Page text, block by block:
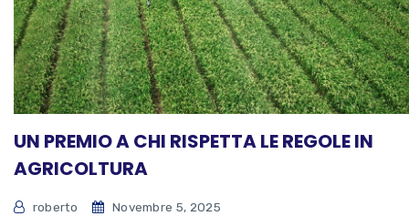
UN PREMIO A CHI RISPETTA LE REGOLE IN
AGRICOLTURA
roberto Novembre 5, 2025